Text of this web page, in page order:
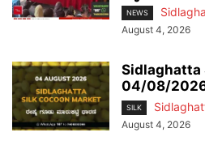
NEWS
August 4, 2026
Sidlaghatta
04/08/
SILK
August 4, 2026